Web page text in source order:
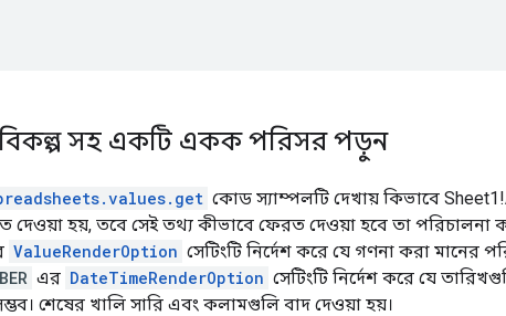
বিকল্প সহ একটি একক পরিসর পড়ুন
কোড স্যাম্পলটি দেখায় কিভাবে
দেওয়া হয়, তবে সেই তথ্য কীভাবে ফেরত দেওয়া হবে তা পরিচালনা
ValueRenderOption সেটিংটি নির্দেশ করে যে গণনা করা মানের
এর DateTimeRenderOption সেটিংটি নির্দেশ করে যে
শেষের খালি সারি এবং কলামগুলি বাদ দেওয়া হয়।